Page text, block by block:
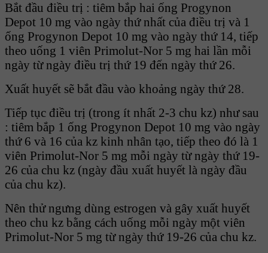
Bắt đầu điều trị : tiêm bắp hai ống Progynon
Depot 10 mg vào ngày thứ nhất của điều trị và 1
ống Progynon Depot 10 mg vào ngày thứ 14, tiếp
theo uống 1 viên Primolut-Nor 5 mg hai lần mỗi
ngày từ ngày điều trị thứ 19 đến ngày thứ 26.
Xuất huyết sẽ bắt đầu vào khoảng ngày thứ 28.
Tiếp tục điều trị (trong ít nhất 2-3 chu kz) như sau
: tiêm bắp 1 ống Progynon Depot 10 mg vào ngày
thứ 6 và 16 của kz kinh nhân tạo, tiếp theo đó là 1
viên Primolut-Nor 5 mg mỗi ngày từ ngày thứ 19-
26 của chu kz (ngày đầu xuất huyết là ngày đầu
của chu kz).
Nên thử ngưng dùng estrogen và gây xuất huyết
theo chu kz bằng cách uống mỗi ngày một viên
Primolut-Nor 5 mg từ ngày thứ 19-26 của chu kz.